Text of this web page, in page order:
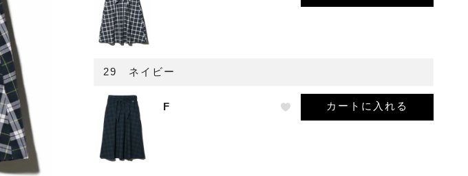
29 ネイビー
F カートに入れる